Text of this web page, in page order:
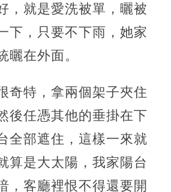
，就是愛洗被單，曬被
下，只要不下雨，她家
曬在外面。
奇特，拿兩個架子夾住
後任憑其他的垂掛在下
全部遮住，這樣一來就
算是大太陽，我家陽台
，客廳裡恨不得還要開